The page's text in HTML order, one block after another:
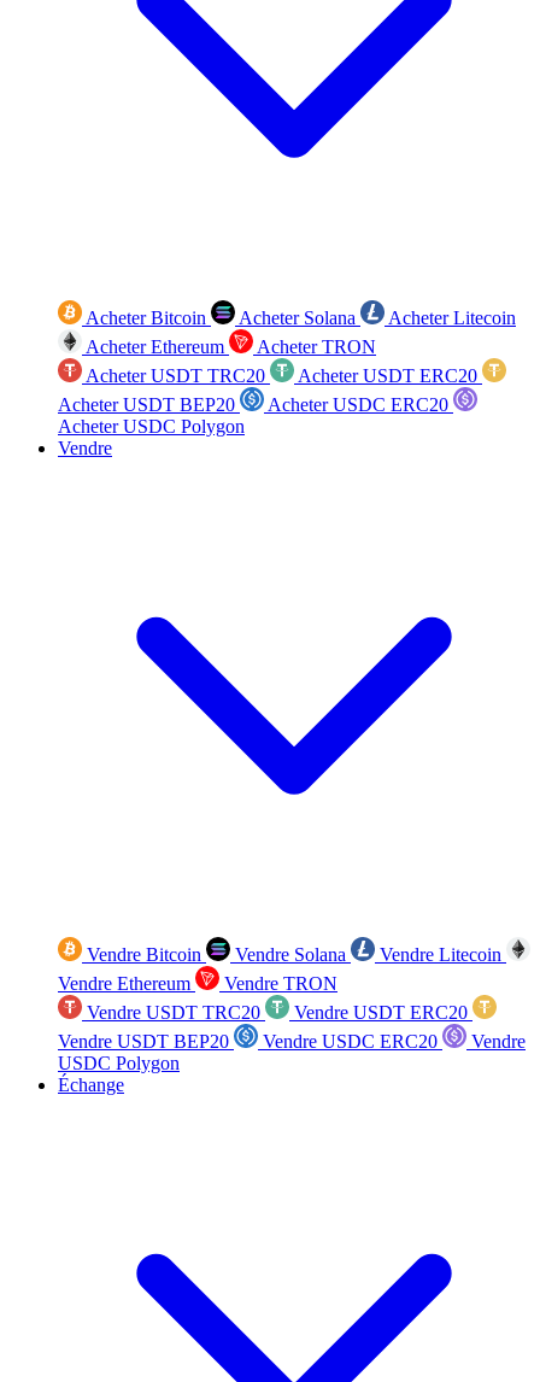
Acheter Bitcoin Acheter Solana
Acheter Litecoin
Acheter Ethereum
Acheter TRON
Acheter USDT TRC20
Acheter USDT ERC20
Acheter USDT BEP20
Acheter USDC ERC20
Acheter USDC Polygon
Vendre
Vendre Bitcoin Vendre Solana
Vendre Litecoin
Vendre Ethereum
Vendre TRON
Vendre USDT TRC20
Vendre USDT ERC20
Vendre USDT BEP20
Vendre USDC ERC20
Vendre
USDC Polygon
Échange